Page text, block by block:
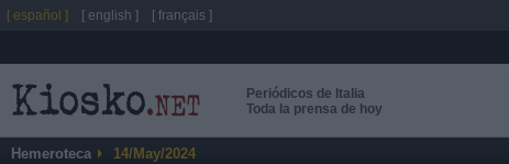
Periódicos de Italia
Toda la prensa de hoy
Hemeroteca 14/May/2024
[ español ] [ english ] [ français ]